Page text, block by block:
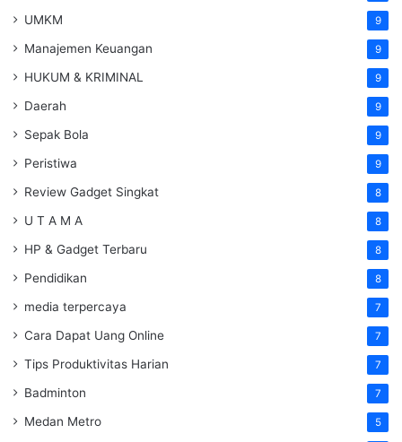
UMKM 9
Manajemen Keuangan 9
HUKUM & KRIMINAL 9
Daerah 9
Sepak Bola 9
Peristiwa 9
Review Gadget Singkat 8
U T A M A 8
HP & Gadget Terbaru 8
Pendidikan 8
media terpercaya 7
Cara Dapat Uang Online 7
Tips Produktivitas Harian 7
Badminton 7
Medan Metro 5